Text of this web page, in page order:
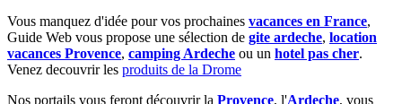
Vous manquez d'idée pour vos prochaines vacances en France,
Guide Web vous propose une sélection de gite ardeche, location
vacances Provence, camping Ardeche ou un hotel pas cher.
Venez decouvrir les produits de la Drome
Nos portails vous feront découvrir la Provence, l'Ardeche, vous